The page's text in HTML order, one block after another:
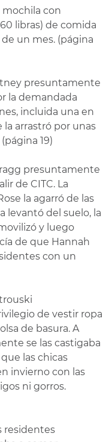
mochila con
libras) de comida
un mes. (página
presuntamente
la demandada
incluida una en
arrastró por unas
19)
presuntamente
de CITC. La
la agarró de las
levantó del suelo, la
y luego
de que Hannah
con un
de vestir ropa
de basura. A
se las castigaba
las chicas
invierno con las
ni gorros.
residentes